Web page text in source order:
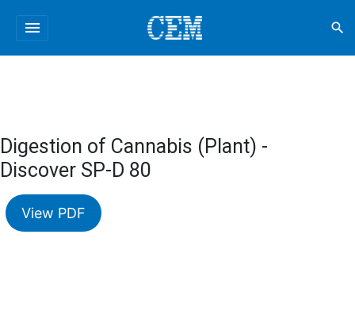
menu search
Digestion of Cannabis (Plant) -
Discover SP-D 80
View PDF